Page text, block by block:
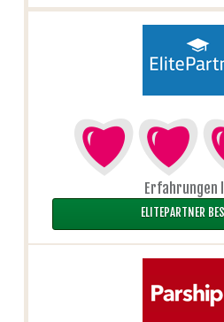
Erfahrungen
ELITEPARTNER